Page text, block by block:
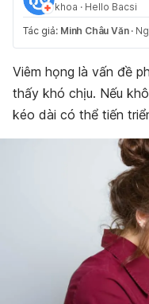
khoa · Hello Bacsi
Tác giả: Minh Châu Văn ·
Viêm họng là vấn đề
thấy khó chịu. Nếu
kéo dài có thể tiến